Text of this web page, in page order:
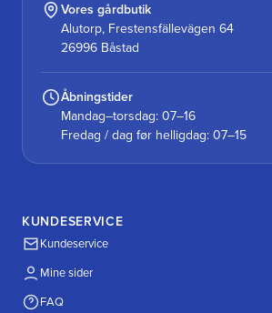
Vores gårdbutik
Alutorp, Frestensfällevägen 64
26996 Båstad
Åbningstider
Mandag–torsdag: 07–16
Fredag / dag før helligdag: 07–15
KUNDESERVICE
Kundeservice
Mine sider
FAQ